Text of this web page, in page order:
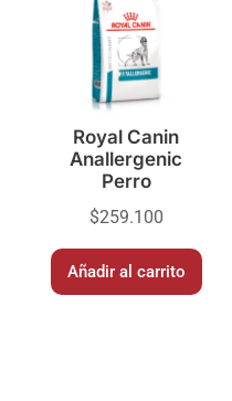
Royal Canin
Anallergenic
Perro
$259.100
Añadir al carrito